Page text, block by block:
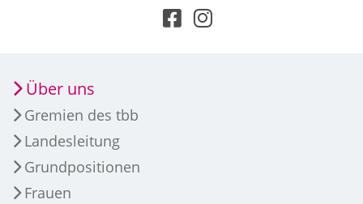
Über uns
Gremien des tbb
Landesleitung
Grundpositionen
Frauen